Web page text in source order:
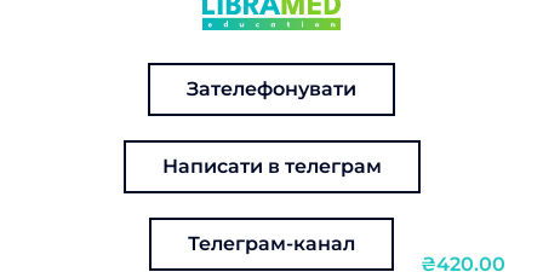
₴420.00
Зателефонувати
Написати в телеграм
Телеграм-канал